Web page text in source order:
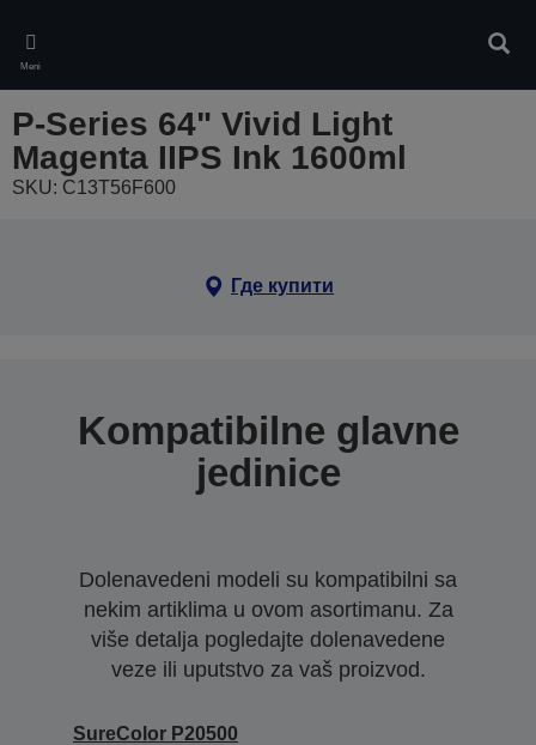
main
content
Meni
P-Series 64" Vivid Light
Magenta IIPS Ink 1600ml
SKU: C13T56F600
Где купити
Kompatibilne glavne
jedinice
Dolenavedeni modeli su kompatibilni sa
nekim artiklima u ovom asortimanu. Za
više detalja pogledajte dolenavedene
veze ili uputstvo za vaš proizvod.
SureColor P20500